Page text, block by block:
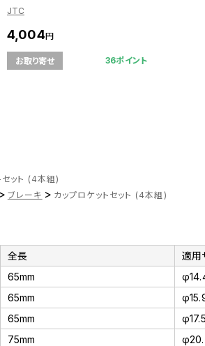
JTC
4,004円
お取り寄せ 36ポイント
セット (4本組)
> ブレーキ > カップロケットセット (4本組)
全長 適用
65mm
65mm
65mm
φ17.5
75mm